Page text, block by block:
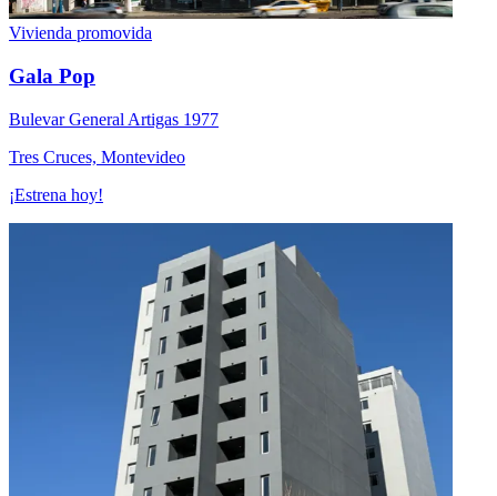
Vivienda promovida
Gala Pop
Bulevar General Artigas 1977
Tres Cruces, Montevideo
¡Estrena hoy!